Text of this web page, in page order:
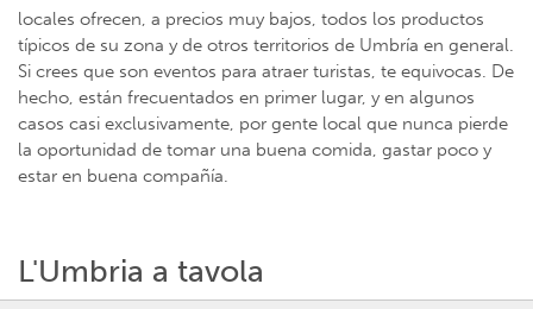
locales ofrecen, a precios muy bajos, todos los productos
típicos de su zona y de otros territorios de Umbría en general.
Si crees que son eventos para atraer turistas, te equivocas. De
hecho, están frecuentados en primer lugar, y en algunos
casos casi exclusivamente, por gente local que nunca pierde
la oportunidad de tomar una buena comida, gastar poco y
estar en buena compañía.
L'Umbria a tavola